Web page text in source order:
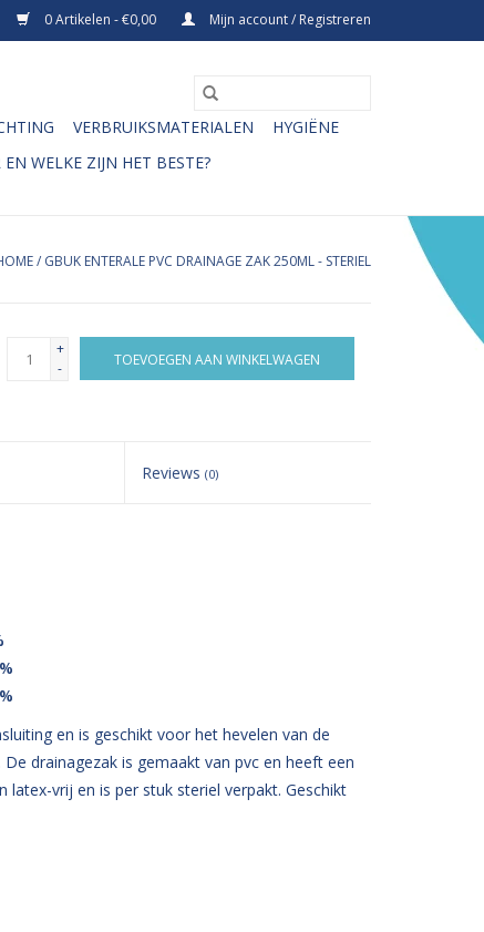
0 Artikelen - €0,00 Mijn account / Registreren
VERBRUIKSMATERIALEN
HYGIËNE
WELKE ZIJN HET BESTE?
/ GBUK ENTERALE PVC DRAINAGE ZAK 250ML - STERIEL
+
-
TOEVOEGEN AAN WINKELWAGEN
Reviews(0)
en is geschikt voor het hevelen van de
drainagezak is gemaakt van pvc en heeft een
latex-vrij en is per stuk steriel verpakt. Geschikt